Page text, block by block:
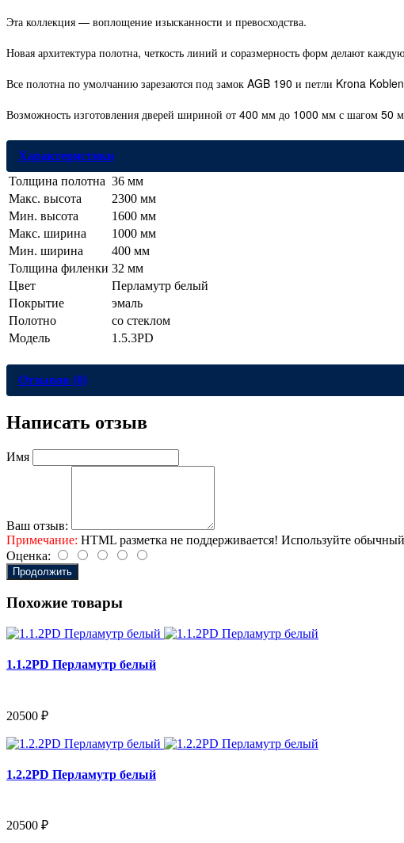
Эта коллекция — воплощение изысканности и превосходства.
Новая архитектура полотна, четкость линий и соразмерность форм делают
Все полотна по умолчанию зарезаются под замок AGB 190 и петли Krona
Возможность изготовления дверей шириной от 400 мм до 1000 мм с шагом 50
Характеристики
Толщина полотна 36 мм
Макс. высота
2300 мм
Мин. высота
1600 мм
Макс. ширина
1000 мм
Мин. ширина
400 мм
Толщина филенки 32 мм
Цвет
Перламутр белый
Покрытие
эмаль
Полотно
со стеклом
Модель
1.5.3PD
Отзывов (0)
Написать отзыв
Имя
Ваш отзыв:
Примечание: HTML разметка не поддерживается! Используйте обычный
Оценка:
Продолжить
Похожие товары
1.1.2PD Перламутр белый
20500 ₽
1.2.2PD Перламутр белый
20500 ₽